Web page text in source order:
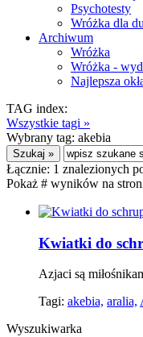
Psychotesty
Wróżka dla
Archiwum
Wróżka
Wróżka -
Najlepsza
TAG index:
Wszystkie tagi »
Wybrany tag: akebia
Łącznie: 1 znalezionych
Pokaż # wyników na
Kwiatki do
Azjaci są
Tagi: akebia, aralia,
Wyszukiwarka